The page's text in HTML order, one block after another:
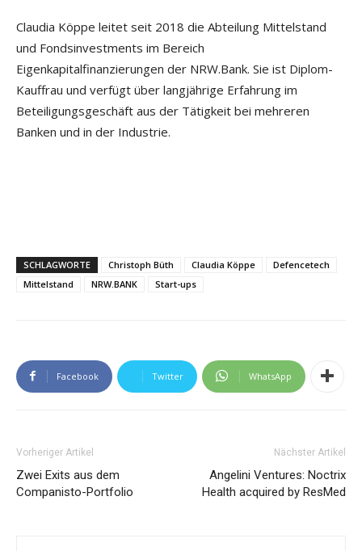
Claudia Köppe leitet seit 2018 die Abteilung Mittelstand
und Fondsinvestments im Bereich
Eigenkapitalfinanzierungen der NRW.Bank. Sie ist Diplom-
Kauffrau und verfügt über langjährige Erfahrung im
Beteiligungsgeschäft aus der Tätigkeit bei mehreren
Banken und in der Industrie.
SCHLAGWORTE Christoph Büth Claudia Köppe
Defencetech
Mittelstand
NRW.BANK Start-ups
Facebook Twitter WhatsApp
Vorheriger Artikel
Zwei Exits aus dem
Companisto-Portfolio
Nächster Artikel
Angelini Ventures: Noctrix
Health acquired by ResMed